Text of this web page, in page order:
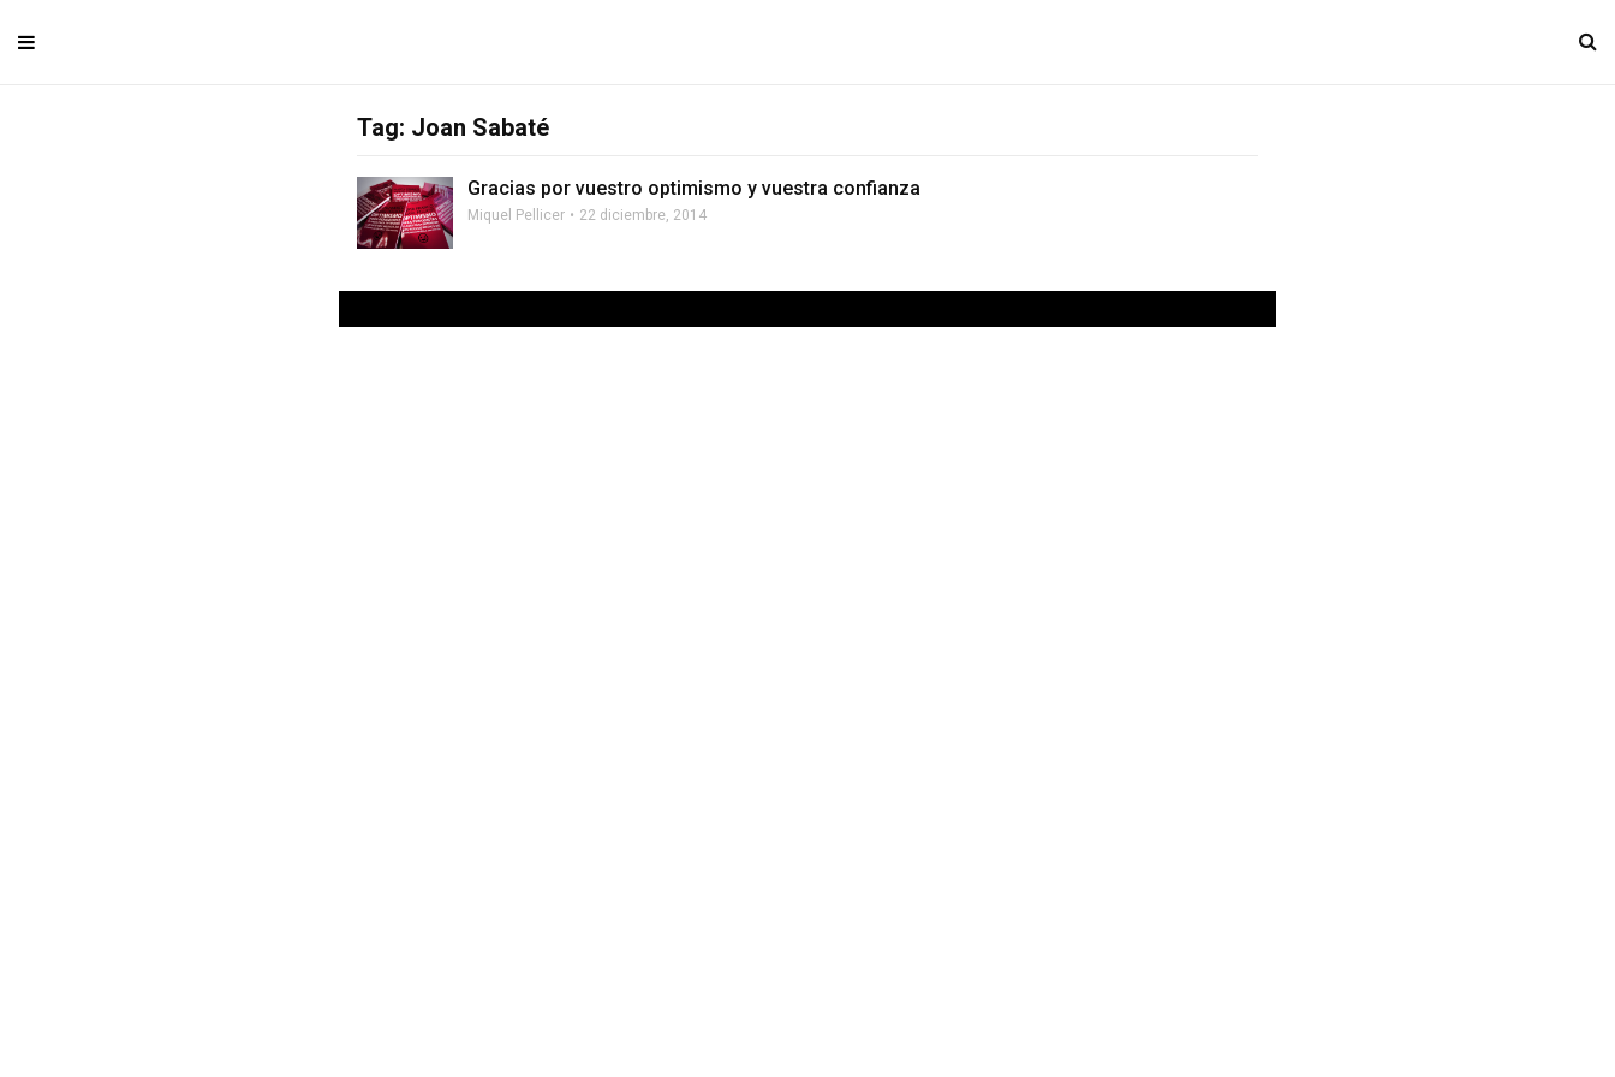
Tag: Joan Sabaté
Gracias por vuestro optimismo y vuestra confianza
Miquel Pellicer 22 diciembre, 2014